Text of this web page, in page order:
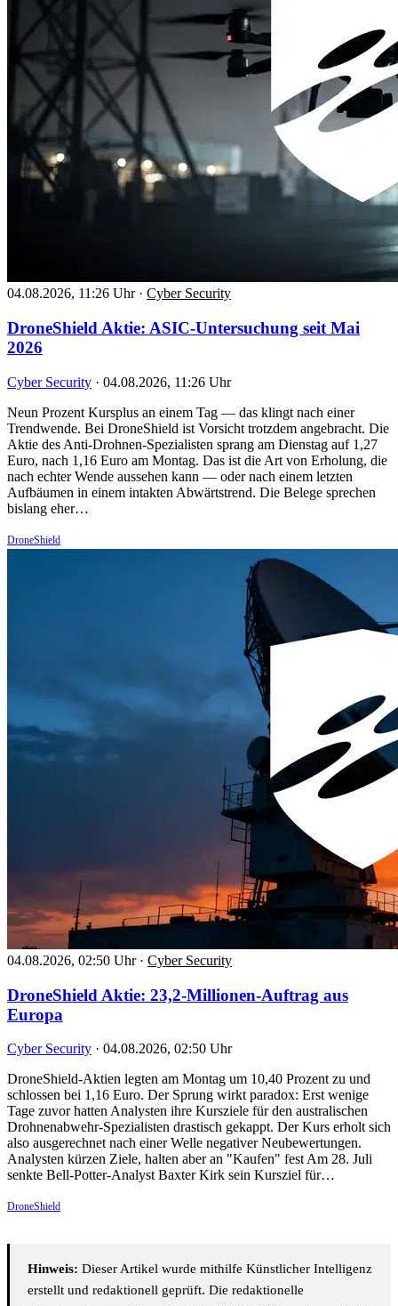
04.08.2026, 11:26 Uhr · Cyber Security
DroneShield Aktie: ASIC-Untersuchung seit Mai
2026
Cyber Security · 04.08.2026, 11:26 Uhr
Neun Prozent Kursplus an einem Tag — das klingt nach einer
Trendwende. Bei DroneShield ist Vorsicht trotzdem angebracht. Die
Aktie des Anti-Drohnen-Spezialisten sprang am Dienstag auf 1,27
Euro, nach 1,16 Euro am Montag. Das ist die Art von Erholung, die
nach echter Wende aussehen kann — oder nach einem letzten
Aufbäumen in einem intakten Abwärtstrend. Die Belege sprechen
bislang eher…
DroneShield
04.08.2026, 02:50 Uhr · Cyber Security
DroneShield Aktie: 23,2-Millionen-Auftrag aus
Europa
Cyber Security · 04.08.2026, 02:50 Uhr
DroneShield-Aktien legten am Montag um 10,40 Prozent zu und
schlossen bei 1,16 Euro. Der Sprung wirkt paradox: Erst wenige
Tage zuvor hatten Analysten ihre Kursziele für den australischen
Drohnenabwehr-Spezialisten drastisch gekappt. Der Kurs erholt sich
also ausgerechnet nach einer Welle negativer Neubewertungen.
Analysten kürzen Ziele, halten aber an "Kaufen" fest Am 28. Juli
senkte Bell-Potter-Analyst Baxter Kirk sein Kursziel für…
DroneShield
Hinweis: Dieser Artikel wurde mithilfe Künstlicher Intelligenz
erstellt und redaktionell geprüft. Die redaktionelle